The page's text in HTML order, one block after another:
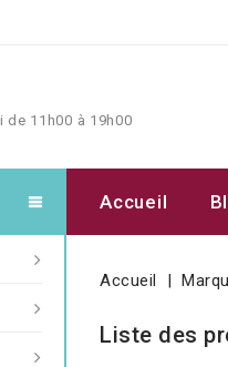
de 11h00 à 19h00
Accueil
Accueil
Liste des